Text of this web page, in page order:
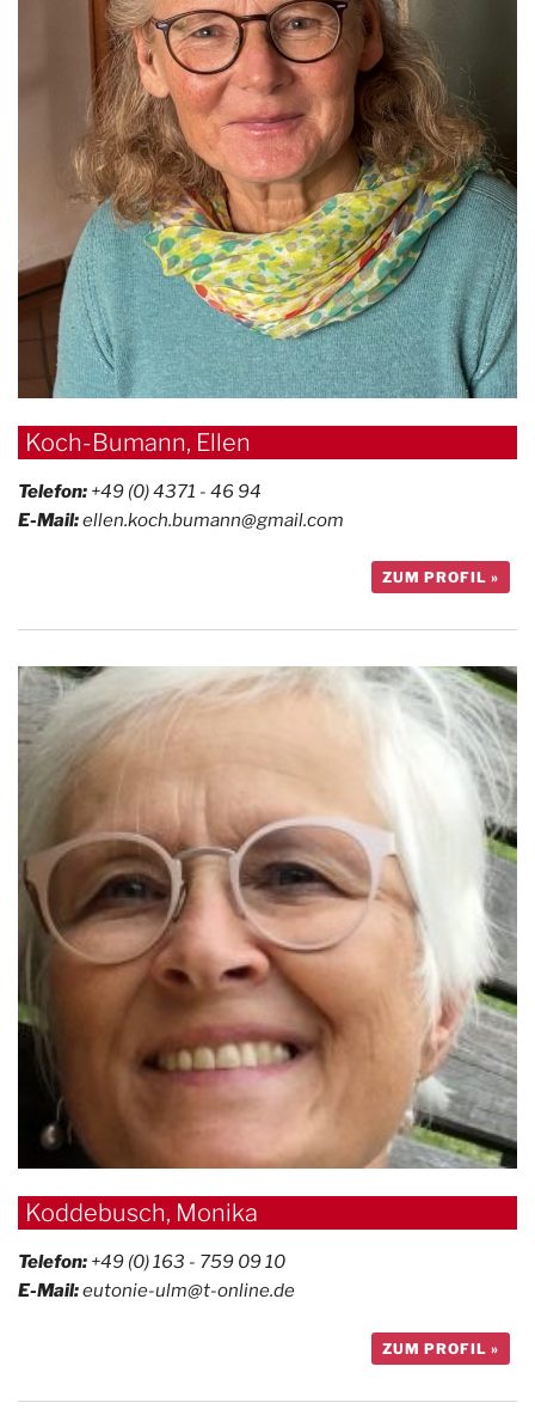
Koch-Bumann, Ellen
Telefon: +49 (0) 4371 - 46 94
E-Mail:ellen.koch.bumann@gmail.com
ZUM PROFIL »
Koddebusch, Monika
Telefon: +49 (0) 163 - 759 09 10
E-Mail:eutonie-ulm@t-online.de
ZUM PROFIL »